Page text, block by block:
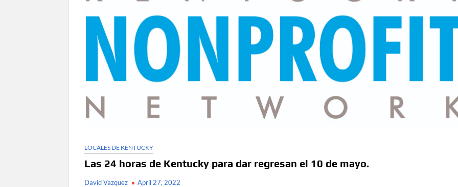
LOCALES DE KENTUCKY
Las 24 horas de Kentucky para dar regresan el 10 de mayo.
David Vazquez April 27, 2022